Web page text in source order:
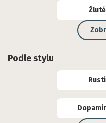
Podle stylu